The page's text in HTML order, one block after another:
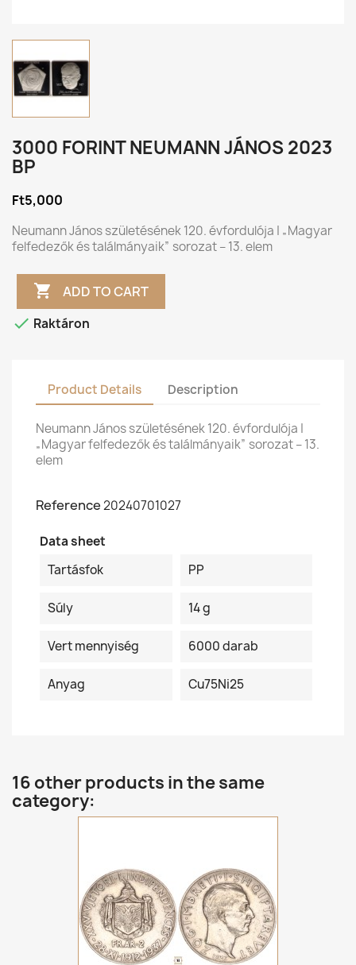
3000 FORINT NEUMANN JÁNOS 2023
BP
Ft5,000
Neumann János születésének 120. évfordulója | „Magyar
felfedezők és találmányaik” sorozat – 13. elem
 ADD TO CART
 Raktáron
Product Details Description
Neumann János születésének 120. évfordulója |
„Magyar felfedezők és találmányaik” sorozat – 13.
elem
Reference20240701027
Data sheet
Tartásfok
PP
Súly 14 g
Vert mennyiség 6000 darab
Anyag Cu75Ni25
16 other products in the same
category: